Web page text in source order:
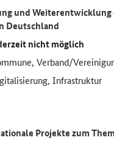
und
Deutschland
nicht möglich
Verband/
Infrastruktur
Projekte zum